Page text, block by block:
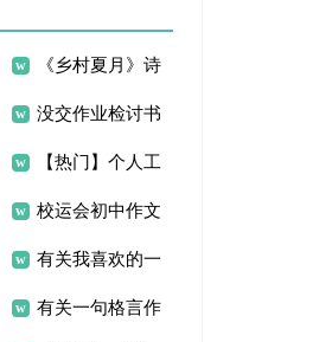
《乡村夏月》诗
歌 没交作业检讨书
15篇 【热门】个人工
作失误检讨书10篇
校运会初中作文
300字汇编9篇
有关我喜欢的一
则格言作文300字汇
有关一句格言作